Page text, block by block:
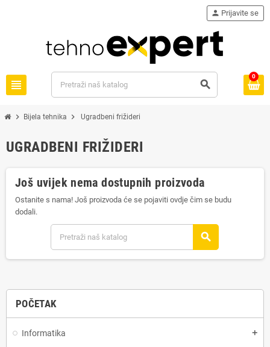
view_headline search
0
person Prijavite se
chevron_right Bijela tehnika chevron_right Ugradbeni frižideri
POČETAK
Informatika add
UGRADBENI FRIŽIDERI
Još uvijek nema dostupnih proizvoda
Ostanite s nama! Još proizvoda će se pojaviti ovdje čim se budu
dodali.
search